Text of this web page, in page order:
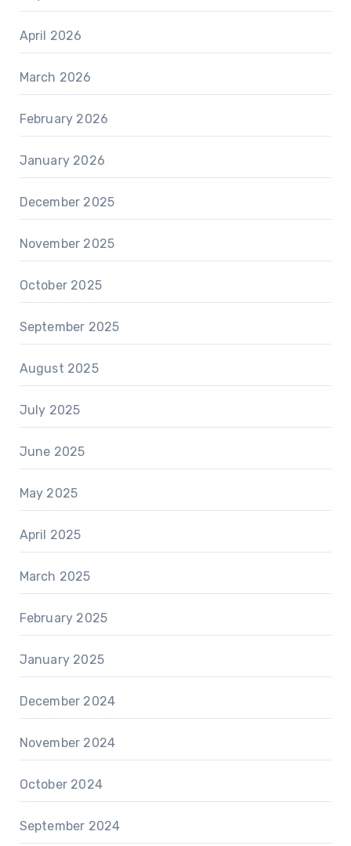
April 2026
March 2026
February 2026
January 2026
December 2025
November 2025
October 2025
September 2025
August 2025
July 2025
June 2025
May 2025
April 2025
March 2025
February 2025
January 2025
December 2024
November 2024
October 2024
September 2024